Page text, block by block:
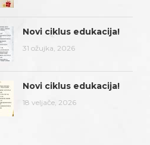
Novi ciklus edukacija!
31 ožujka, 2026
Novi ciklus edukacija!
18 veljače, 2026